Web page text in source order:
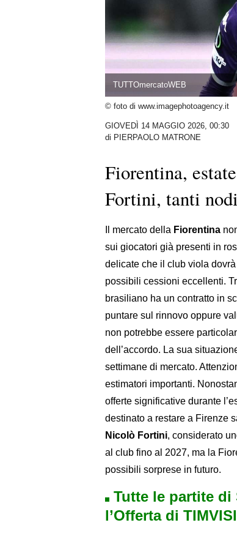
TUTTOmercatoWEB
© foto di www.imagephotoagency.it
GIOVEDÌ 14 MAGGIO 2026, 00:30
di PIERPAOLO MATRONE
Fiorentina,
Fortini, tanti
Il mercato della Fiorentina
sui giocatori già presenti in
delicate che il club viola
possibili cessioni eccellenti.
brasiliano ha un contratto in
puntare sul rinnovo oppure
non potrebbe essere
dell’accordo. La sua
settimane di mercato.
estimatori importanti.
offerte significative durante
destinato a restare a Firenze
Nicolò Fortini, considerato
al club fino al 2027, ma la
possibili sorprese in futuro.
Tutte le partite di
l’Offerta di